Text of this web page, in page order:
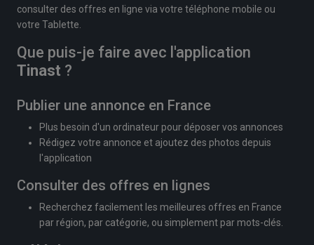
consulter des offres en ligne via votre téléphone mobile ou
votre Tablette.
Que puis-je faire avec l'application
Tinast ?
Publier une annonce en France
Plus besoin d'un ordinateur pour déposer vos annonces
Rédigez votre annonce et ajoutez des photos depuis
l'application
Consulter des offres en lignes
Recherchez facilement les meilleures offres en France
par région, par catégorie, ou simplement par mots-clés.